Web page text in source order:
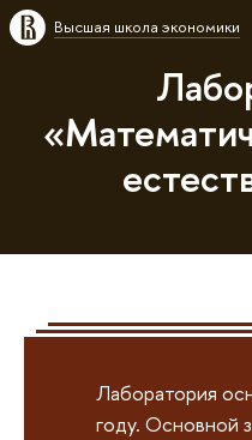
Высшая школа экономики
Лаборатория
году. Основной